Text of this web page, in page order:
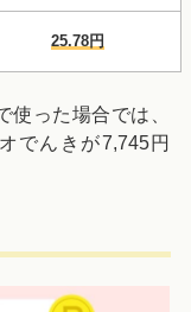
25.78円
使った場合では、
でんきが7,745円